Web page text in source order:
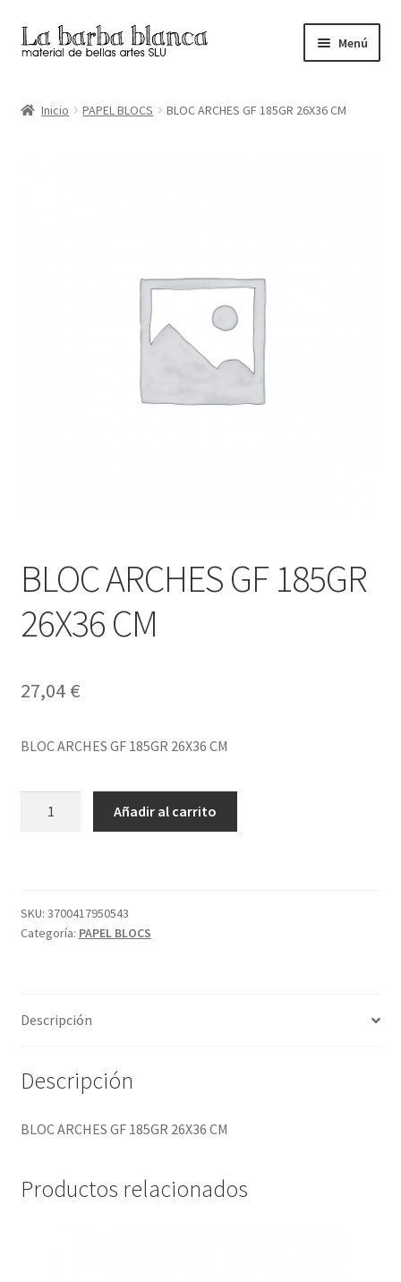
Ir
a
navegación
Ir
al
Menú
Inicio PAPEL BLOCS BLOC ARCHES GF 185GR 26X36 CM
BLOC ARCHES GF 185GR
26X36 CM
27,04 €
BLOC ARCHES GF 185GR 26X36 CM
CM
cantidad
Añadir al carrito
SKU: 3700417950543
Categoría: PAPEL BLOCS
Descripción
Descripción
BLOC ARCHES GF 185GR 26X36 CM
Productos relacionados